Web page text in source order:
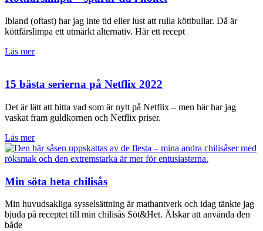
Ibland (oftast) har jag inte tid eller lust att rulla köttbullar. Då är
köttfärslimpa ett utmärkt alternativ. Här ett recept
Läs mer
15 bästa serierna på Netflix 2022
Det är lätt att hitta vad som är nytt på Netflix – men här har jag
vaskat fram guldkornen och Netflix priser.
Läs mer
Min söta heta chilisås
Min huvudsakliga sysselsättning är mathantverk och idag tänkte jag
bjuda på receptet till min chilisås Söt&Het. Älskar att använda den
både